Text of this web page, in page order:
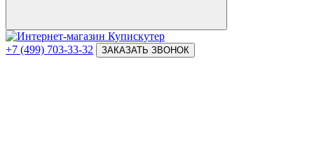
+7 (499) 703-33-32 ЗАКАЗАТЬ ЗВОНОК